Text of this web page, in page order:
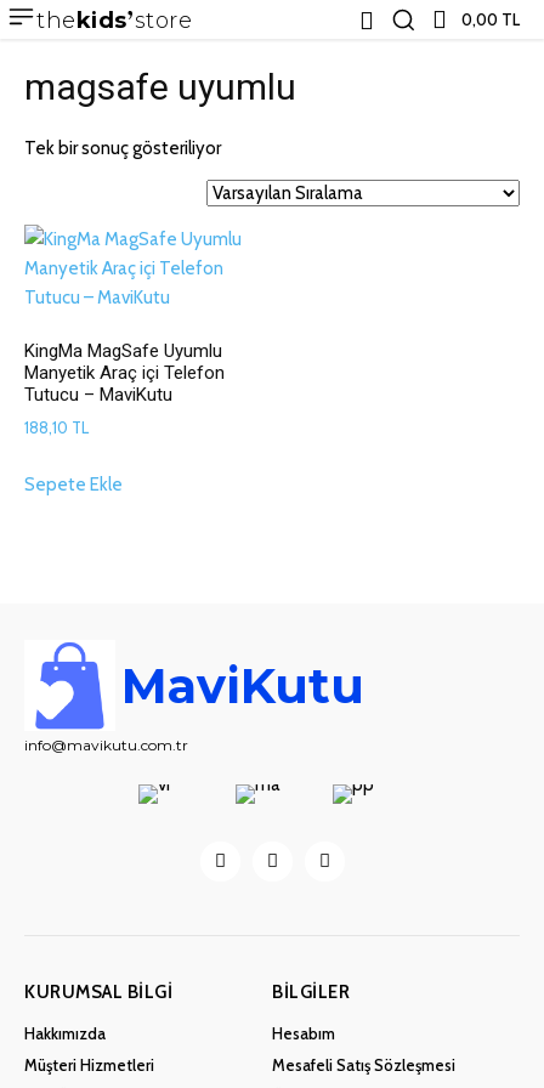
thekids store 0,00 TL
magsafe uyumlu
Tek bir sonuç gösteriliyor
KingMa MagSafe Uyumlu
Manyetik Araç içi Telefon
Tutucu – MaviKutu
188,10 TL
Sepete Ekle
MaviKutu
info@mavikutu.com.tr
KURUMSAL BILGI
Hakkımızda
Müşteri Hizmetleri
BILGILER
Hesabım
Mesafeli Satış Sözleşmesi